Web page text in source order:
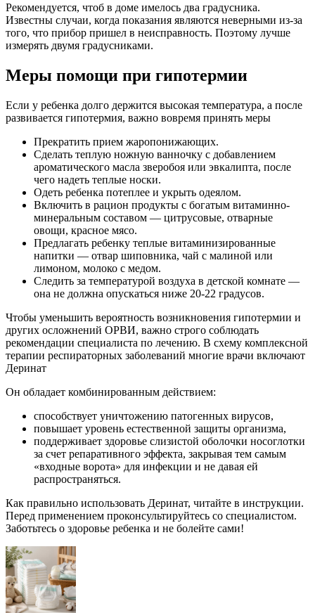
Рекомендуется, чтоб в доме имелось два градусника.
Известны случаи, когда показания являются неверными из-за
того, что прибор пришел в неисправность. Поэтому лучше
измерять двумя градусниками.
Меры помощи при гипотермии
Если у ребенка долго держится высокая температура, а после
развивается гипотермия, важно вовремя принять меры
Прекратить прием жаропонижающих.
Сделать теплую ножную ванночку с добавлением
ароматического масла зверобоя или эвкалипта, после
чего надеть теплые носки.
Одеть ребенка потеплее и укрыть одеялом.
Включить в рацион продукты с богатым витаминно-
минеральным составом — цитрусовые, отварные
овощи, красное мясо.
Предлагать ребенку теплые витаминизированные
напитки — отвар шиповника, чай с малиной или
лимоном, молоко с медом.
Следить за температурой воздуха в детской комнате —
она не должна опускаться ниже 20-22 градусов.
Чтобы уменьшить вероятность возникновения гипотермии и
других осложнений ОРВИ, важно строго соблюдать
рекомендации специалиста по лечению. В схему комплексной
терапии респираторных заболеваний многие врачи включают
Деринат
Он обладает комбинированным действием:
способствует уничтожению патогенных вирусов,
повышает уровень естественной защиты организма,
поддерживает здоровье слизистой оболочки носоглотки
за счет репаративного эффекта, закрывая тем самым
«входные ворота» для инфекции и не давая ей
распространяться.
Как правильно использовать Деринат, читайте в инструкции.
Перед применением проконсультируйтесь со специалистом.
Заботьтесь о здоровье ребенка и не болейте сами!